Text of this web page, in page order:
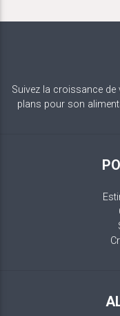
Suivez la croissance
plans pour son